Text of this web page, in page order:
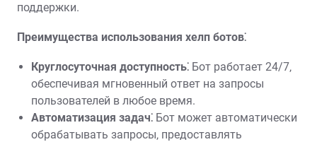
поддержки.
Преимущества использования хелп ботов⁚
Круглосуточная доступность⁚ Бот работает 24/7‚
обеспечивая мгновенный ответ на запросы
пользователей в любое время.
Автоматизация задач⁚ Бот может автоматически
обрабатывать запросы‚ предоставлять